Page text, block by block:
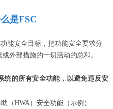
是FSC
能安全目标，把功能安全要求分
外部措施的一切活动的总和。
统的所有安全功能，以避免违反安
（HWA ）安全功能（示例）